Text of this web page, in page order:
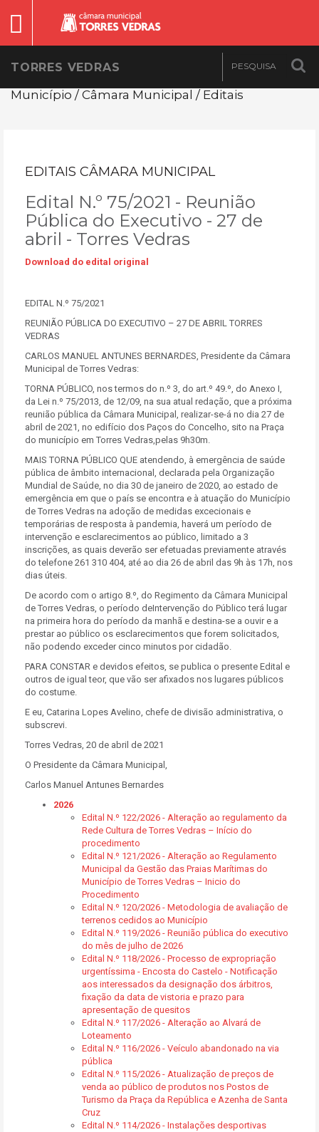
TORRES VEDRAS
Município / Câmara Municipal / Editais
EDITAIS CÂMARA MUNICIPAL
Edital N.º 75/2021 - Reunião
Pública do Executivo - 27 de
abril - Torres Vedras
Download do edital original
EDITAL N.º 75/2021
REUNIÃO PÚBLICA DO EXECUTIVO – 27 DE ABRIL TORRES
VEDRAS
CARLOS MANUEL ANTUNES BERNARDES, Presidente da Câmara
Municipal de Torres Vedras:
TORNA PÚBLICO, nos termos do n.º 3, do art.º 49.º, do Anexo I,
da Lei n.º 75/2013, de 12/09, na sua atual redação, que a próxima
reunião pública da Câmara Municipal, realizar-se-á no dia 27 de
abril de 2021, no edifício dos Paços do Concelho, sito na Praça
do município em Torres Vedras,pelas 9h30m.
MAIS TORNA PÚBLICO QUE atendendo, à emergência de saúde
pública de âmbito internacional, declarada pela Organização
Mundial de Saúde, no dia 30 de janeiro de 2020, ao estado de
emergência em que o país se encontra e à atuação do Município
de Torres Vedras na adoção de medidas excecionais e
temporárias de resposta à pandemia, haverá um período de
intervenção e esclarecimentos ao público, limitado a 3
inscrições, as quais deverão ser efetuadas previamente através
do telefone 261 310 404, até ao dia 26 de abril das 9h às 17h, nos
dias úteis.
De acordo com o artigo 8.º, do Regimento da Câmara Municipal
de Torres Vedras, o período deIntervenção do Público terá lugar
na primeira hora do período da manhã e destina-se a ouvir e a
prestar ao público os esclarecimentos que forem solicitados,
não podendo exceder cinco minutos por cidadão.
PARA CONSTAR e devidos efeitos, se publica o presente Edital e
outros de igual teor, que vão ser afixados nos lugares públicos
do costume.
E eu, Catarina Lopes Avelino, chefe de divisão administrativa, o
subscrevi.
Torres Vedras, 20 de abril de 2021
O Presidente da Câmara Municipal,
Carlos Manuel Antunes Bernardes
2026
Edital N.º 122/2026 - Alteração ao regulamento da
Rede Cultura de Torres Vedras – Início do
procedimento
Edital N.º 121/2026 - Alteração ao Regulamento
Municipal da Gestão das Praias Marítimas do
Município de Torres Vedras – Inicio do
Procedimento
Edital N.º 120/2026 - Metodologia de avaliação de
terrenos cedidos ao Município
Edital N.º 119/2026 - Reunião pública do executivo
do mês de julho de 2026
Edital N.º 118/2026 - Processo de expropriação
urgentíssima - Encosta do Castelo - Notificação
aos interessados da designação dos árbitros,
fixação da data de vistoria e prazo para
apresentação de quesitos
Edital N.º 117/2026 - Alteração ao Alvará de
Loteamento
Edital N.º 116/2026 - Veículo abandonado na via
pública
Edital N.º 115/2026 - Atualização de preços de
venda ao público de produtos nos Postos de
Turismo da Praça da República e Azenha de Santa
Cruz
Edital N.º 114/2026 - Instalações desportivas